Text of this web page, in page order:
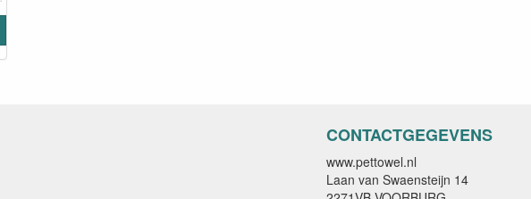
CONTACTGEGEVENS
www.pettowel.nl
Laan van Swaensteijn 14